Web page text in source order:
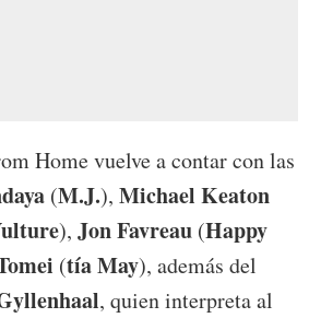
Home vuelve a contar con las
(M.J.), Michael Keaton
), Jon Favreau (Happy
(tía May), además del
, quien interpreta al